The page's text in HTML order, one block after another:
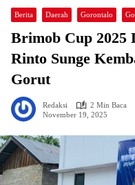
Berita Daerah Gorontalo
Brimob Cup
Rinto Sunge
Gorut
Redaksi
2 Min Baca
November 19, 2025